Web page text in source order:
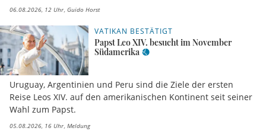
06.08.2026, 12 Uhr Guido Horst
VATIKAN BESTÄTIGT
Papst Leo XIV. besucht im November
Südamerika
Uruguay, Argentinien und Peru sind die Ziele der ersten
Reise Leos XIV. auf den amerikanischen Kontinent seit seiner
Wahl zum Papst.
05.08.2026, 16 Uhr Meldung